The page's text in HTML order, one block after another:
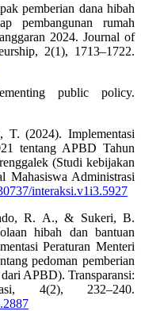
pemberian dana hibah
pembangunan rumah
2024. Journal of
2(1), 1713–1722.
public policy.
(2024). Implementasi
tentang APBD Tahun
(Studi kebijakan
Mahasiswa Administrasi
interaksi.v1i3.5927
R. A., & Sukeri, B.
hibah dan bantuan
Peraturan Menteri
pedoman pemberian
APBD). Transparansi:
4(2), 232–240.